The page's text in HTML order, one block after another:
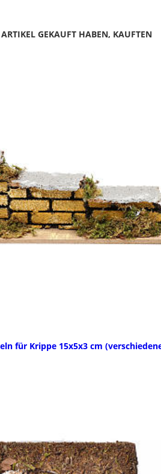
GEKAUFT HABEN, KAUFTEN
für Krippe 15x5x3 cm